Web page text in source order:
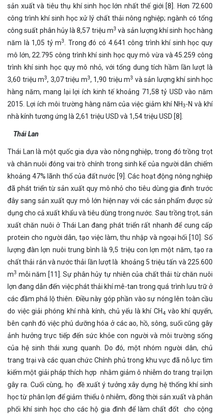
sản xuất và tiêu thụ khí sinh học lớn nhất thế giới [8]. Hơn 72.600
công trình khí sinh học xử lý chất thải nông nghiệp; ngành có tổng
công suất phân hủy là 8,57 triệu m3 và sản lượng khí sinh học hàng
năm là 1,05 tỷ m3
. Trong đó có 4.641 công trình khí sinh học quy
mô lớn, 22.795 công trình khí sinh học quy mô vừa và 45.259 công
trình khí sinh học quy mô nhỏ, với tổng dung tích hầm lần lượt là
3,60 triệu m3, 3,07 triệu m3, 1,90 triệu m3 và sản lượng khí sinh học
hàng năm, mang lại lợi ích kinh tế khoảng 71,58 tỷ USD vào năm
2015. Lợi ích môi trường hàng năm của việc giảm khí NH3-N và khí
nhà kính tương ứng là 2,61 triệu USD và 1,54 triệu USD [8].
Thái Lan
Thái Lan là một quốc gia dựa vào nông nghiệp, trong đó trồng trọt
và chăn nuôi đóng vai trò chính trong sinh kế của người dân chiếm
khoảng 47% lãnh thổ của đất nước [9]. Các hoạt động nông nghiệp
đã phát triển từ sản xuất quy mô nhỏ cho tiêu dùng gia đình trước
đây sang sản xuất quy mô lớn hiện nay với các sản phẩm được sử
dụng cho cả xuất khẩu và tiêu dùng trong nước. Sau trồng trọt, sản
xuất chăn nuôi ở Thái Lan đang phát triển rất nhanh để cung cấp
protein cho người dân, tạo việc làm, thu nhập và ngoại hối [10]. Số
lượng đàn lợn nuôi trung bình là 9,5 triệu con lợn một năm, tạo ra
chất thải rắn và nước thải lần lượt là khoảng 5 triệu tấn và 225.600
m3 mỗi năm [11]. Sự phân hủy tự nhiên của chất thải từ chăn nuôi
lợn đang dẫn đến việc phát thải khí mê-tan trong quá trình lưu trữ ở
các đầm phá lộ thiên. Điều này góp phần vào sự nóng lên toàn cầu
do việc giải phóng khí nhà kính, chủ yếu là khí CH4 vào khí quyển,
bên cạnh đó việc phú dưỡng hóa ở các ao, hồ, sông, suối cũng gây
ảnh hưởng trực tiếp đến sức khỏe con người và môi trường sống
của hệ sinh thái xung quanh. Do đó, một nhóm người dân, chủ
trang trại và các quan chức Chính phủ trong khu vực đã nỗ lực tìm
kiếm một giải pháp thích hợp nhằm giảm ô nhiễm do trang trại lợn
gây ra. Cuối cùng, họ đề xuất ý tưởng xây dựng hệ thống khí sinh
học từ phân lợn để giảm thiểu ô nhiễm, đồng thời sản xuất và phân
phối khí sinh học cho các hộ gia đình để làm chất đốt cho cộng